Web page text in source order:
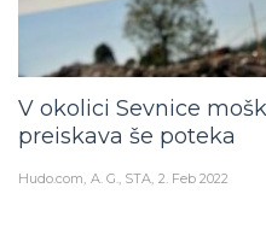
V okolici Sevnice
preiskava še poteka
Hudo.com A. G., STA 2. Feb 2022